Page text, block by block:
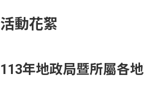
活動花絮
113年地政局暨所屬各